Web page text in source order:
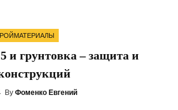
и грунтовка – защита и
By Фоменко Евгений